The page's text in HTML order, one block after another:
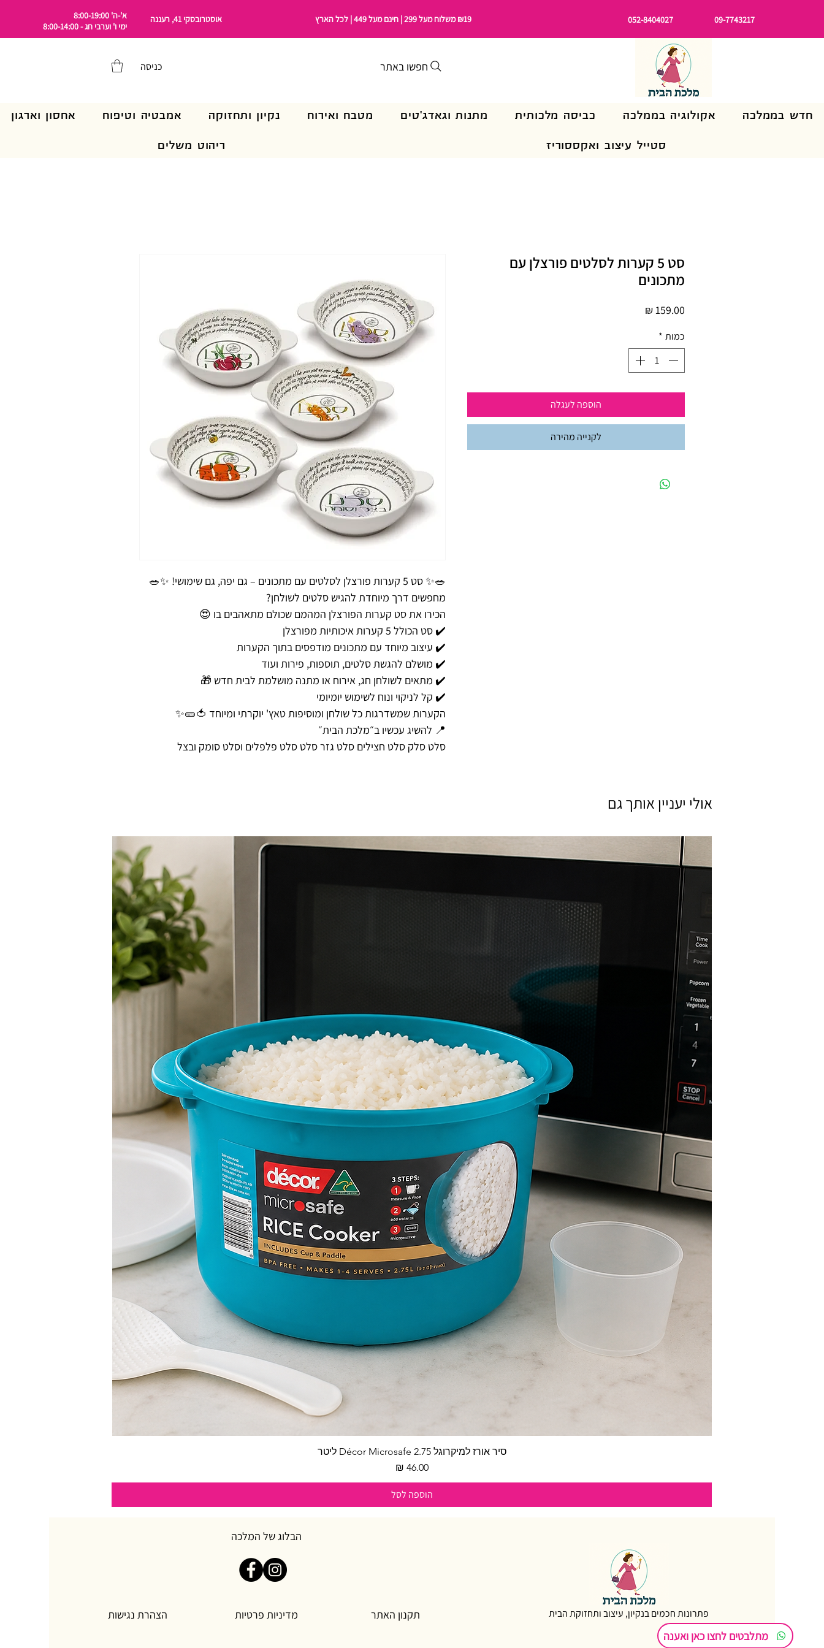
א'-ה' 8:00-19:00
ימי ו' וערבי חג - 8:00-14:00
אוסטרובסקי 41, רעננה ₪19 משלוח מעל 299 | חינם מעל 449 | לכל הארץ 052-8404027 09-7743217
כניסה
חדש בממלכה אקולוגיה בממלכה כביסה מלכותית מתנות וגאדג'טים מטבח ואירוח נקיון ותחזוקה אמבטיה וטיפוח אחסון וארגון
סטייל עיצוב ואקססוריז ריהוט משלים
חפשו באתר
🥗✨ סט 5 קערות פורצלן לסלטים עם מתכונים – גם יפה, גם שימושי! ✨🥗
מחפשים דרך מיוחדת להגיש סלטים לשולחן?
הכירו את סט קערות הפורצלן המהמם שכולם מתאהבים בו 😍
✔️ סט הכולל 5 קערות איכותיות מפורצלן
✔️ עיצוב מיוחד עם מתכונים מודפסים בתוך הקערות
✔️ מושלם להגשת סלטים, תוספות, פירות ועוד
✔️ מתאים לשולחן חג, אירוח או מתנה מושלמת לבית חדש 🎁
✔️ קל לניקוי ונוח לשימוש יומיומי
הקערות שמשדרגות כל שולחן ומוסיפות טאץ' יוקרתי ומיוחד 🍅🥒✨
📍 להשיג עכשיו ב״מלכת הבית״
סלט סלק סלט חצילים סלט גזר סלט סלט פלפלים וסלט סומק ובצל
סט 5 קערות לסלטים פורצלן עם
מתכונים
כמות *
הוספה לעגלה
לקנייה מהירה
אולי יעניין אותך גם
תצוגה מהירהסיר אורז למיקרוגל Décor Microsafe 2.75 ליטר
מחיר
הוספה לסל
מתלבטים לחצו כאן ואענה
הבלוג של המלכה
הצהרת נגישות מדיניות פרטיות תקנון האתר פתרונות חכמים בנקיון, עיצוב ותחזוקת הבית